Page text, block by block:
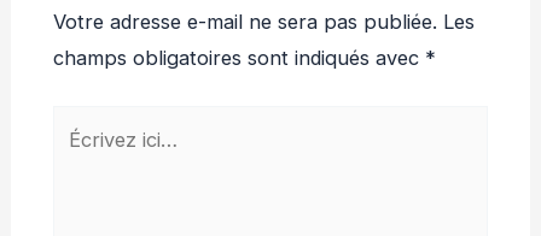
Votre adresse e-mail ne sera pas publiée. Les
champs obligatoires sont indiqués avec *
Écrivez